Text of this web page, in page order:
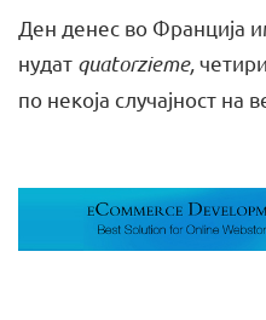
Ден денес во Франција
нудат quatorzieme,
по некоја случајност на